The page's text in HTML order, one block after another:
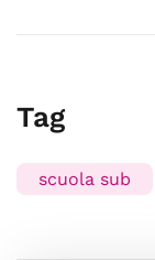
Tag
scuola sub